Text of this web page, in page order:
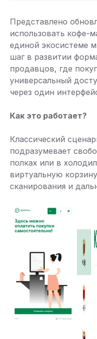
Представлено
использовать кофе-
единой экосистеме
шаг в развитии
продавцов, где
универсальный
через один
Как это работает?
Классический
подразумевает
полках или в
виртуальную
сканирования и